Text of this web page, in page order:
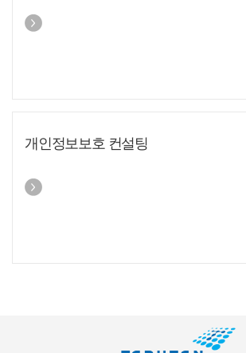
개인정보보호 컨설팅